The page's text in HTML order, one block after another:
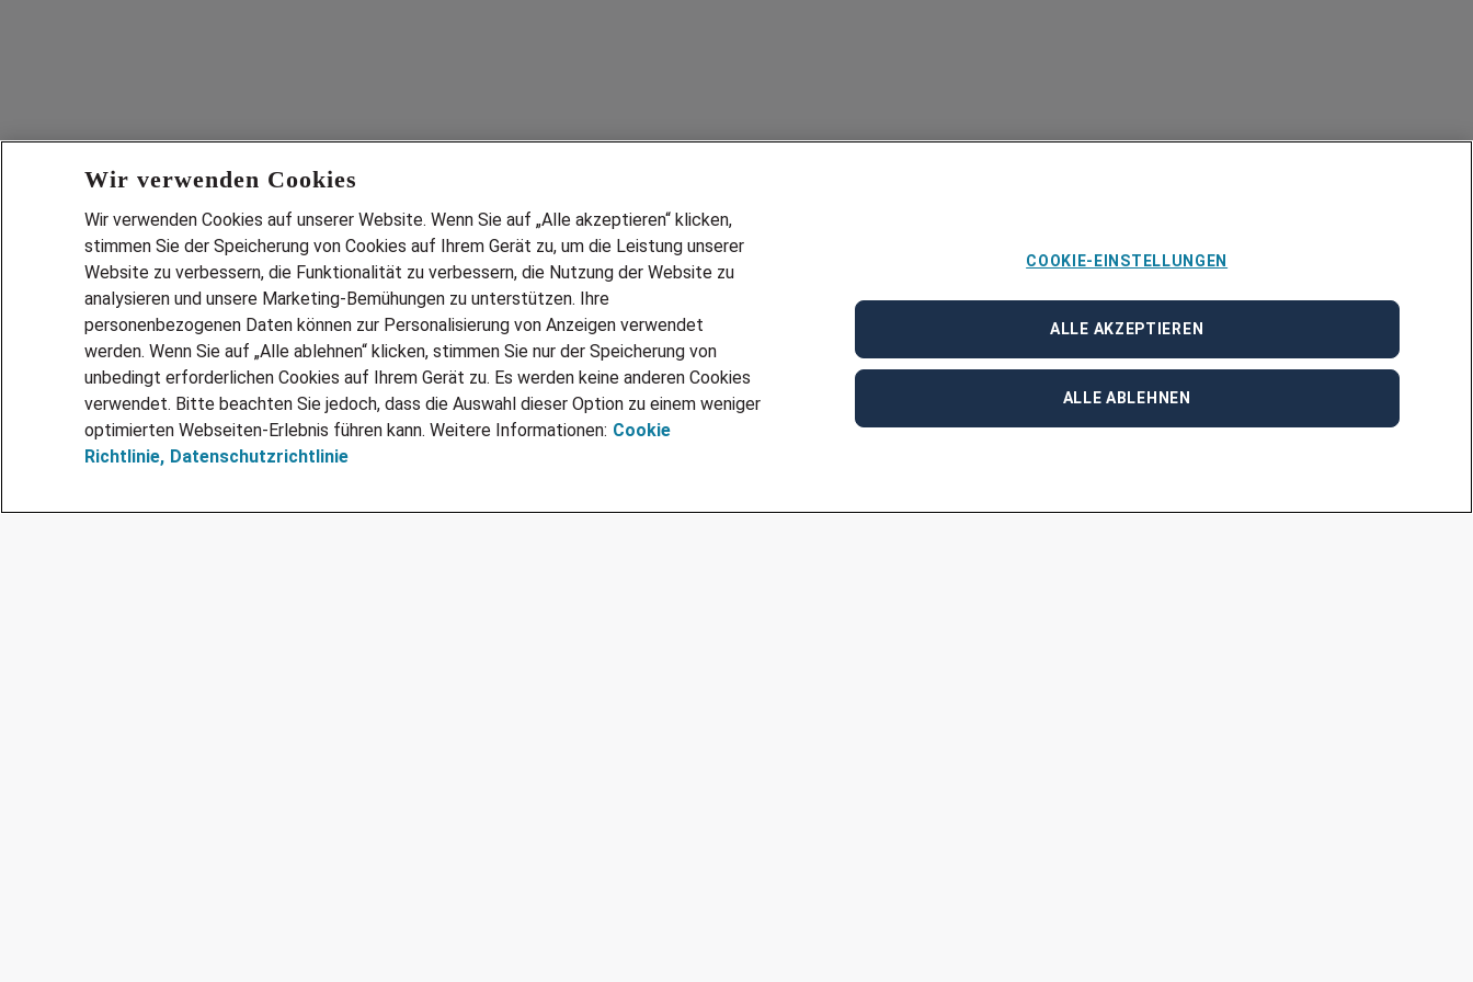
Wir verwenden Cookies
Wir verwenden Cookies auf unserer Website. Wenn Sie auf „Alle akzeptieren“ klicken,
stimmen Sie der Speicherung von Cookies auf Ihrem Gerät zu, um die Leistung unserer
Website zu verbessern, die Funktionalität zu verbessern, die Nutzung der Website zu
analysieren und unsere Marketing-Bemühungen zu unterstützen. Ihre
personenbezogenen Daten können zur Personalisierung von Anzeigen verwendet
werden. Wenn Sie auf „Alle ablehnen“ klicken, stimmen Sie nur der Speicherung von
unbedingt erforderlichen Cookies auf Ihrem Gerät zu. Es werden keine anderen Cookies
verwendet. Bitte beachten Sie jedoch, dass die Auswahl dieser Option zu einem weniger
optimierten Webseiten-Erlebnis führen kann. Weitere Informationen: Cookie
Richtlinie, Datenschutzrichtlinie
COOKIE-EINSTELLUNGEN
ALLE ABLEHNEN
ALLE AKZEPTIEREN